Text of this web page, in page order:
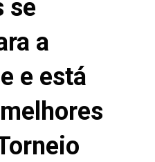
se
a
e está